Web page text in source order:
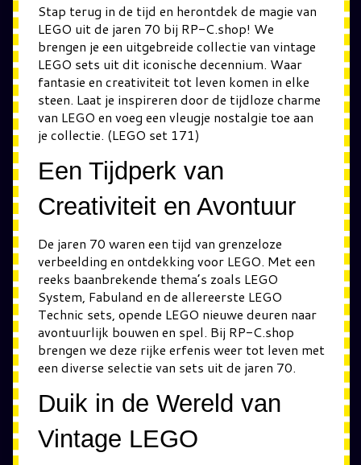
Stap terug in de tijd en herontdek de magie van
LEGO uit de jaren 70 bij RP-C.shop! We
brengen je een uitgebreide collectie van vintage
LEGO sets uit dit iconische decennium. Waar
fantasie en creativiteit tot leven komen in elke
steen. Laat je inspireren door de tijdloze charme
van LEGO en voeg een vleugje nostalgie toe aan
je collectie. (LEGO set 171)
Een Tijdperk van
Creativiteit en Avontuur
De jaren 70 waren een tijd van grenzeloze
verbeelding en ontdekking voor LEGO. Met een
reeks baanbrekende thema’s zoals LEGO
System, Fabuland en de allereerste LEGO
Technic sets, opende LEGO nieuwe deuren naar
avontuurlijk bouwen en spel. Bij RP-C.shop
brengen we deze rijke erfenis weer tot leven met
een diverse selectie van sets uit de jaren 70.
Duik in de Wereld van
Vintage LEGO